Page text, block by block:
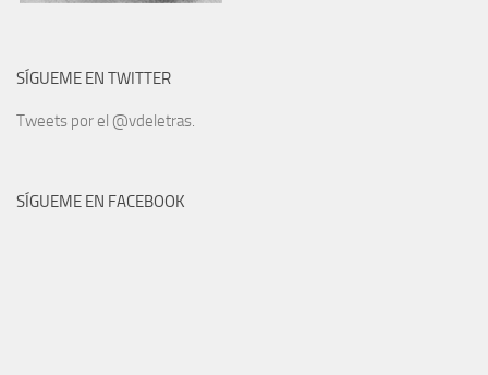
SÍGUEME EN TWITTER
Tweets por el @vdeletras.
SÍGUEME EN FACEBOOK